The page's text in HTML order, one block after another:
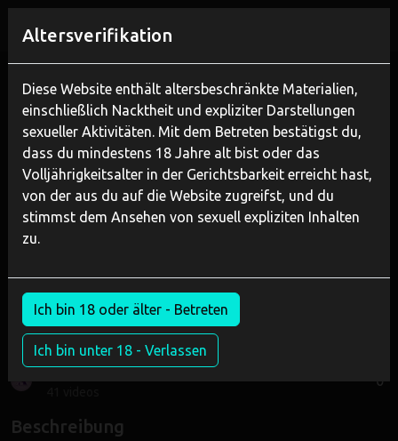
Altersverifikation
Diese Website enthält altersbeschränkte Materialien,
einschließlich Nacktheit und expliziter Darstellungen
sexueller Aktivitäten. Mit dem Betreten bestätigst du,
dass du mindestens 18 Jahre alt bist oder das
Volljährigkeitsalter in der Gerichtsbarkeit erreicht hast,
von der aus du auf die Website zugreifst, und du
stimmst dem Ansehen von sexuell expliziten Inhalten
zu.
Ich bin 18 oder älter - Betreten
Ich bin unter 18 - Verlassen
Home Blasen Krankenschwester Pam bei der Arbeit
Krankenschwester Pam bei der
Arbeit
April Movie Productions - Amateur
0
Beschreibung